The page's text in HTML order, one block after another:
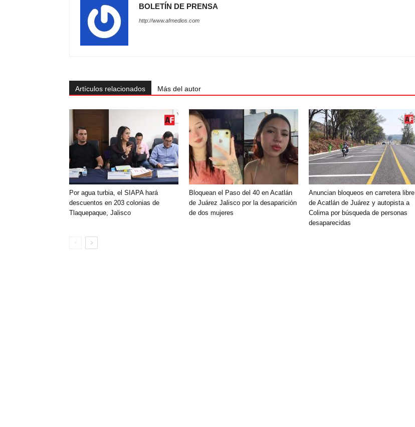
BOLETÍN DE PRENSA
http://www.afmedios.com
Artículos relacionados Más del autor
Por agua turbia, el SIAPA hará
descuentos en 203 colonias de
Tlaquepaque, Jalisco
Bloquean el Paso del 40 en Acatlán
de Juárez Jalisco por la desaparición
de dos mujeres
Anuncian bloqueos en carretera libre
de Acatlán de Juárez y autopista a
Colima por búsqueda de personas
desaparecidas